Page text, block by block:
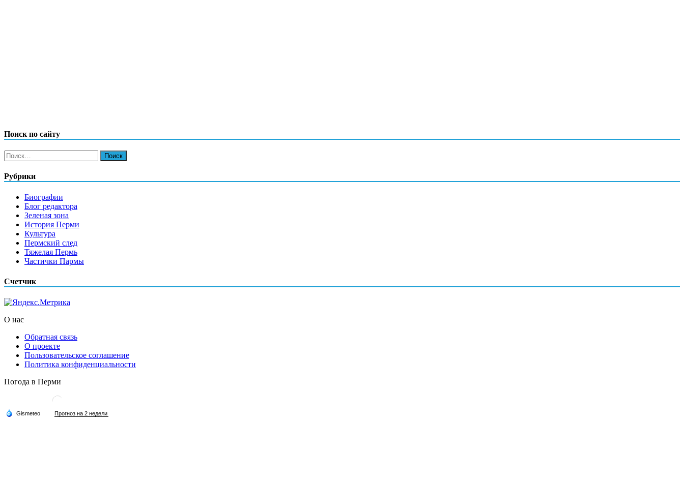
Поиск по сайту
Найти:
Рубрики
Биографии
Блог редактора
Зеленая зона
История Перми
Культура
Пермский след
Тяжелая Пермь
Частички Пармы
Счетчик
О нас
Обратная связь
О проекте
Пользовательское соглашение
Политика конфиденциальности
Погода в Перми